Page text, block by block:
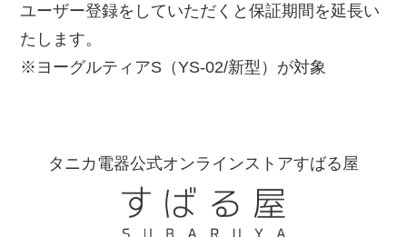
ユーザー登録をしていただくと保証期間を延長い
たします。
※ヨーグルティアS（YS-02/新型）が対象
タニカ電器公式オンラインストアすばる屋